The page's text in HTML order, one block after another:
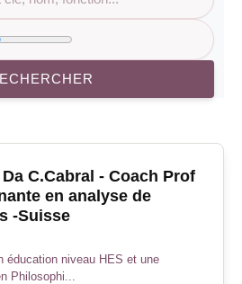
C.Cabral - Coach Prof
en analyse de
-Suisse
éducation niveau HES et une
Philosophi...